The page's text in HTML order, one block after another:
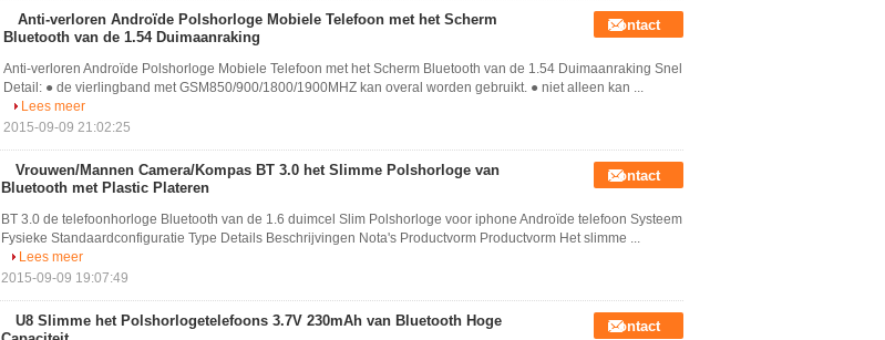
Anti-verloren Androïde Polshorloge Mobiele Telefoon met het Scherm
Bluetooth van de 1.54 Duimaanraking
Contact
Anti-verloren Androïde Polshorloge Mobiele Telefoon met het Scherm Bluetooth van de 1.54 Duimaanraking Snel
Detail: ● de vierlingband met GSM850/900/1800/1900MHZ kan overal worden gebruikt. ● niet alleen kan ...
Lees meer
2015-09-09 21:02:25
Vrouwen/Mannen Camera/Kompas BT 3.0 het Slimme Polshorloge van
Bluetooth met Plastic Plateren
Contact
BT 3.0 de telefoonhorloge Bluetooth van de 1.6 duimcel Slim Polshorloge voor iphone Androïde telefoon Systeem
Fysieke Standaardconfiguratie Type Details Beschrijvingen Nota's Productvorm Productvorm Het slimme ...
Lees meer
2015-09-09 19:07:49
U8 Slimme het Polshorlogetelefoons 3.7V 230mAh van Bluetooth Hoge
Contact